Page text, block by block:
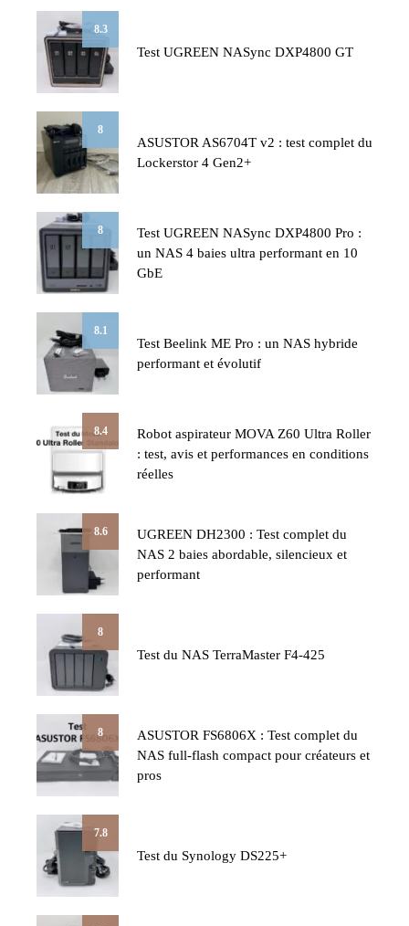
8.3
Test UGREEN NASync DXP4800 GT
8
ASUSTOR AS6704T v2 : test complet du
Lockerstor 4 Gen2+
8
Test UGREEN NASync DXP4800 Pro :
un NAS 4 baies ultra performant en 10
GbE
8.1
Test Beelink ME Pro : un NAS hybride
performant et évolutif
8.4
Robot aspirateur MOVA Z60 Ultra Roller
: test, avis et performances en conditions
réelles
8.6
UGREEN DH2300 : Test complet du
NAS 2 baies abordable, silencieux et
performant
8
Test du NAS TerraMaster F4-425
8
ASUSTOR FS6806X : Test complet du
NAS full-flash compact pour créateurs et
pros
7.8
Test du Synology DS225+